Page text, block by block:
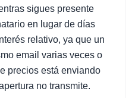
sigues presente
en lugar de días
relativo, ya que un
email varias veces o
precios está enviando
no transmite.